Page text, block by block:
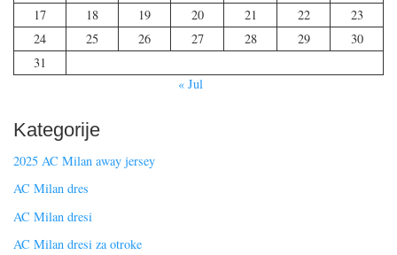
17
18 19 20 21 22
23
24
25 26 27 28 29
30
31
« Jul
Kategorije
2025 AC Milan away jersey
AC Milan dres
AC Milan dresi
AC Milan dresi za otroke